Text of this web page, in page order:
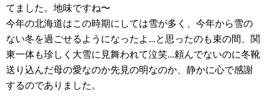
てました。地味ですね〜
今年の北海道はこの時期にしては雪が多く、今年から雪の
ない冬を過ごせるようになったよ...と思ったのも束の間、関
東一体も珍しく大雪に見舞われて泣笑...頼んでないのに冬靴
送り込んだ母の愛なのか先見の明なのか、静かに心で感謝
するのでありました。